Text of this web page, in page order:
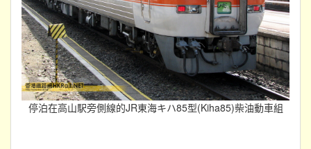
停泊在高山駅旁側線的JR東海キハ85型(Kiha85)柴油動車組